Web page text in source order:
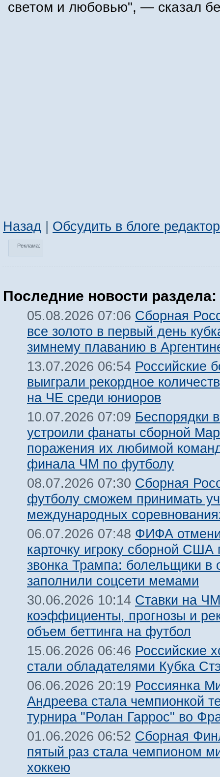
светом и любовью", — сказал
Назад | Обсудить в блоге
Реклама:
Последние новости раздела:
05.08.2026 07:06 Сборная
все золото в первый день
зимнему плаванию в
13.07.2026 06:54 Российские
выиграли рекордное
на ЧЕ среди юниоров
10.07.2026 07:09 Беспорядки
устроили фанаты сборной
поражения их любимой
финала ЧМ по футболу
08.07.2026 07:30 Сборная
футболу сможем принимать
международных
06.07.2026 07:48 ФИФА
карточку игроку сборной США
звонка Трампа: болельщики в
заполнили соцсети мемами
30.06.2026 10:14 Ставки на
коэффициенты, прогнозы и
объем беттинга на футбол
15.06.2026 06:46 Российские
стали обладателями Кубка
06.06.2026 20:19 Россиянка
Андреева стала чемпионкой
турнира "Ролан Гаррос" во
01.06.2026 06:52 Сборная
пятый раз стала чемпионом
хоккею